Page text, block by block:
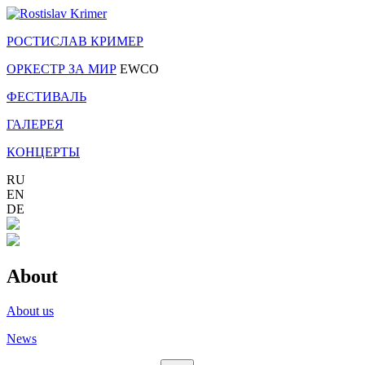
РОСТИСЛАВ КРИМЕР
ОРКЕСТР ЗА МИР EWCO
ФЕСТИВАЛЬ
ГАЛЕРЕЯ
КОНЦЕРТЫ
RU
EN
DE
About
About us
News